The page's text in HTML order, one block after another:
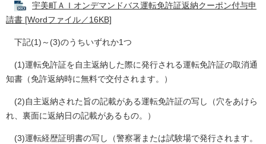
宇美町ＡＩオンデマンドバス運転免許証返納クーポン付与申
請書 [Wordファイル／16KB]
下記(1)～(3)のうちいずれか1つ
(1)運転免許証を自主返納した際に発行される運転免許証の取消通
知書（免許返納時に無料で交付されます。）
(2)自主返納された旨の記載がある運転免許証の写し（穴をあけら
れ、裏面に返納日の記載があるもの。）
(3)運転経歴証明書の写し（警察署または試験場で発行されます。